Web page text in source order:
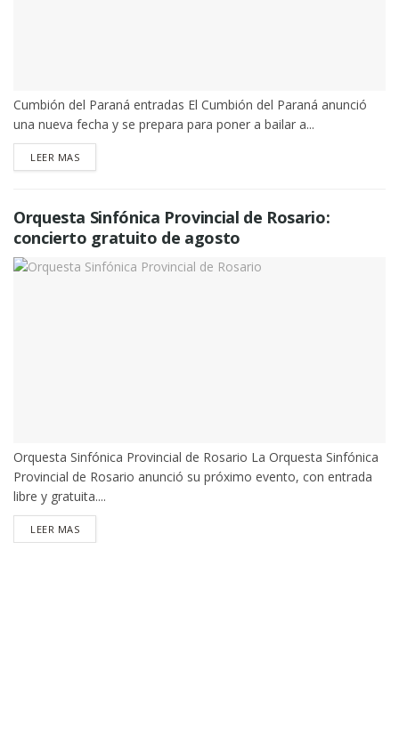
Cumbión del Paraná entradas El Cumbión del Paraná anunció
una nueva fecha y se prepara para poner a bailar a...
LEER MASDETAILS
Orquesta Sinfónica Provincial de Rosario:
concierto gratuito de agosto
Orquesta Sinfónica Provincial de Rosario La Orquesta Sinfónica
Provincial de Rosario anunció su próximo evento, con entrada
libre y gratuita....
LEER MASDETAILS